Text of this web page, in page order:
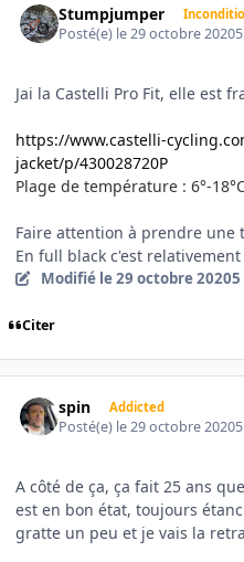
Stumpjumper
Posté(e) le 29 octobre 2020
Jai la Castelli Pro Fit, elle est
https://www.castelli-
jacket/p/430028720P
Plage de température : 6°-
Faire attention à prendre une
En full black c'est relativement
Modifié le 29 octobre 20205
Citer
spin Addicted
Posté(e) le 29 octobre 2020
A côté de ça, ça fait 25 ans
est en bon état, toujours
gratte un peu et je vais la